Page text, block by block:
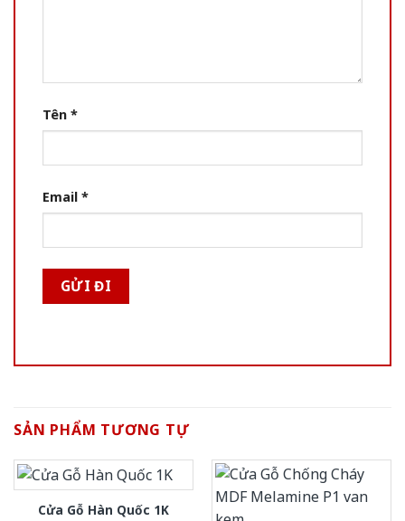
Tên *
Email *
SẢN PHẨM TƯƠNG TỰ
Cửa Gỗ Hàn Quốc 1K